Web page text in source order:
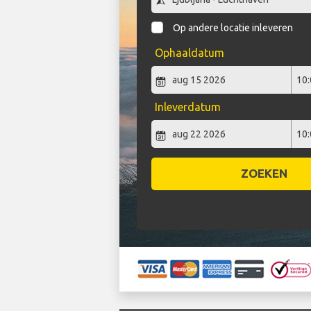
Op andere locatie inleveren
Ophaaldatum
Inleverdatum
ZOEKEN